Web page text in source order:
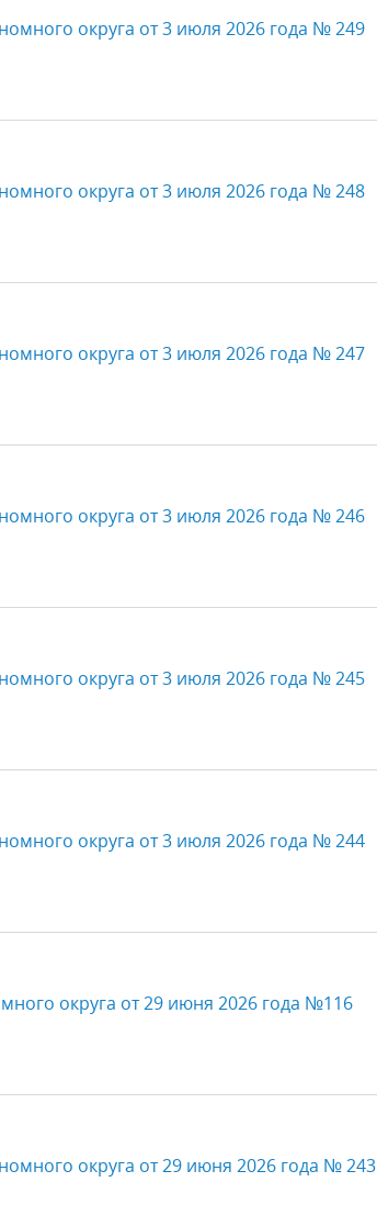
округа от 3 июля 2026 года № 249
округа от 3 июля 2026 года № 248
округа от 3 июля 2026 года № 247
округа от 3 июля 2026 года № 246
округа от 3 июля 2026 года № 245
округа от 3 июля 2026 года № 244
округа от 29 июня 2026 года №116
округа от 29 июня 2026 года № 243